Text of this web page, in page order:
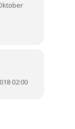
02:00